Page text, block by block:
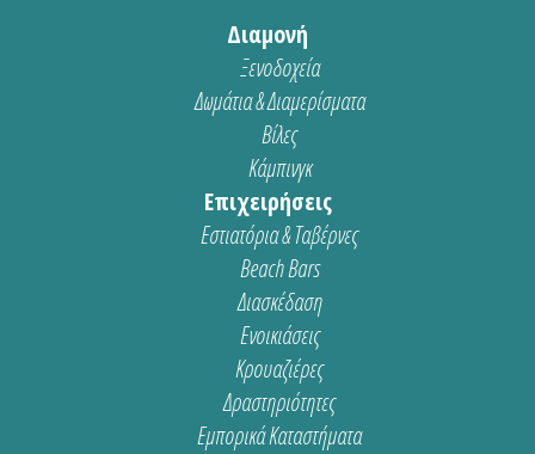
Διαμονή
Ξενοδοχεία
Δωμάτια & Διαμερίσματα
Βίλες
Κάμπινγκ
Επιχειρήσεις
Εστιατόρια & Ταβέρνες
Beach Bars
Διασκέδαση
Ενοικιάσεις
Κρουαζιέρες
Δραστηριότητες
Εμπορικά Καταστήματα